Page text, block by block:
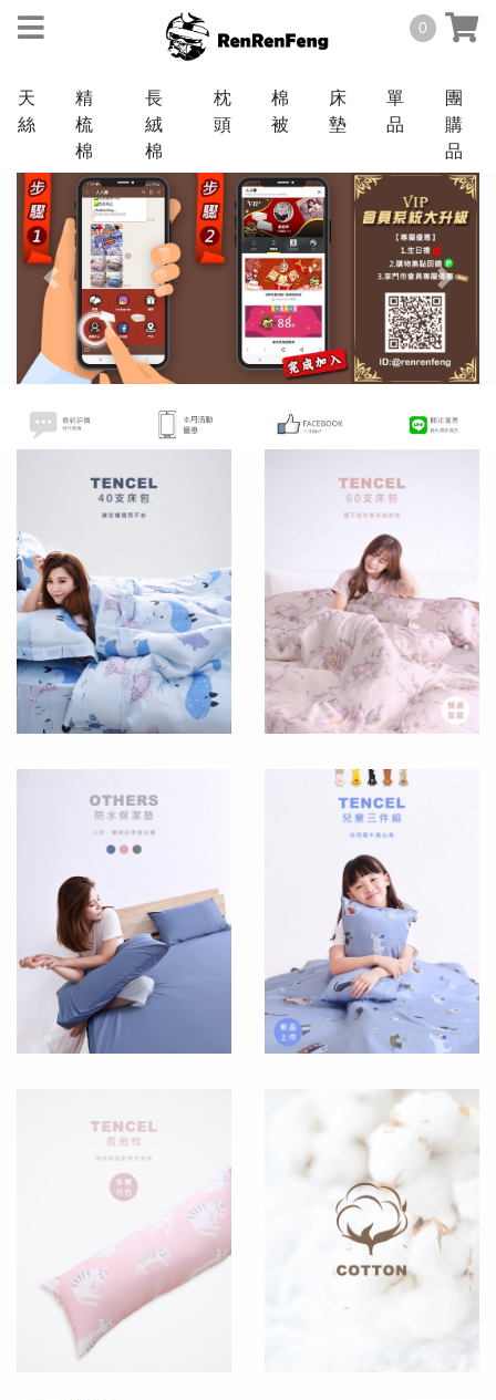
0
天
絲
精
梳
棉
長
絨
棉
枕
頭
棉
被
床
墊
單
品
團
購
品
天絲
TENCEL
60
支
罩
COTTON
3M
抗
絨
棉
POLYESTER
枕
頭
PILLOW
COMFORTER
床
MATTRES
OTHERS
Previous Next